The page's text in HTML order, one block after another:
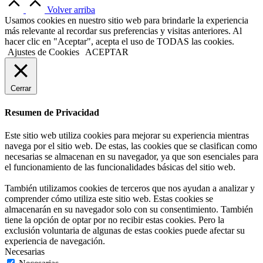
Volver arriba
Usamos cookies en nuestro sitio web para brindarle la experiencia
más relevante al recordar sus preferencias y visitas anteriores. Al
hacer clic en "Aceptar", acepta el uso de TODAS las cookies.
Ajustes de Cookies ACEPTAR
Cerrar
Resumen de Privacidad
Este sitio web utiliza cookies para mejorar su experiencia mientras
navega por el sitio web. De estas, las cookies que se clasifican como
necesarias se almacenan en su navegador, ya que son esenciales para
el funcionamiento de las funcionalidades básicas del sitio web.
También utilizamos cookies de terceros que nos ayudan a analizar y
comprender cómo utiliza este sitio web. Estas cookies se
almacenarán en su navegador solo con su consentimiento. También
tiene la opción de optar por no recibir estas cookies. Pero la
exclusión voluntaria de algunas de estas cookies puede afectar su
experiencia de navegación.
Necesarias